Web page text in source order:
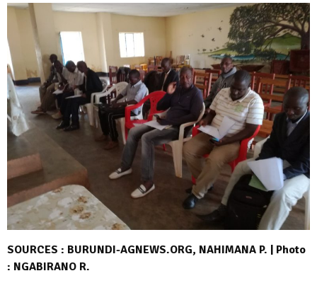
SOURCES : BURUNDI-AGNEWS.ORG, NAHIMANA P. | Photo
: NGABIRANO R.